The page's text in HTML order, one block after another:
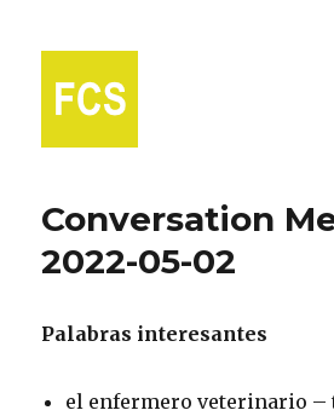
Conversation
2022-05-02
Palabras interesantes
el enfermero veterinario –